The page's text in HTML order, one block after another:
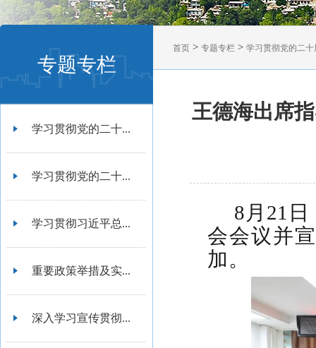
专题专栏
学习贯彻党的二十...
学习贯彻党的二十...
学习贯彻习近平总...
重要政策举措及实...
深入学习宣传贯彻...
首页 > 专题专栏 > 学习贯彻党的二
王德海出席
8月21
会会议并
加。